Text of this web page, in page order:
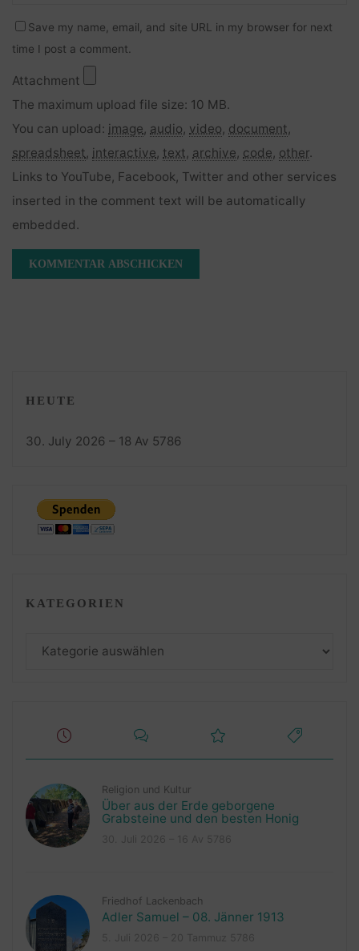
Save my name, email, and site URL in my browser for next
time I post a comment.
Attachment
The maximum upload file size: 10 MB.
You can upload: image, audio, video, document,
spreadsheet, interactive, text, archive, code, other.
Links to YouTube, Facebook, Twitter and other services
inserted in the comment text will be automatically
embedded.
HEUTE
30. July 2026 – 18 Av 5786
KATEGORIEN
Religion und Kultur
Über aus der Erde geborgene
Grabsteine und den besten Honig
Friedhof Lackenbach
Adler Samuel – 08. Jänner 1913